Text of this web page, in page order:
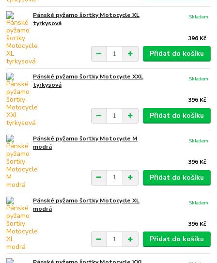
Pánské pyžamo šortky Motocycle XL
tyrkysová
396 Kč
Skladem
Přidat do košíku
Pánské pyžamo šortky Motocycle XXL
tyrkysová
396 Kč
Skladem
Přidat do košíku
Pánské pyžamo šortky Motocycle M
modrá
396 Kč
Skladem
Přidat do košíku
Pánské pyžamo šortky Motocycle XL
modrá
396 Kč
Skladem
Přidat do košíku